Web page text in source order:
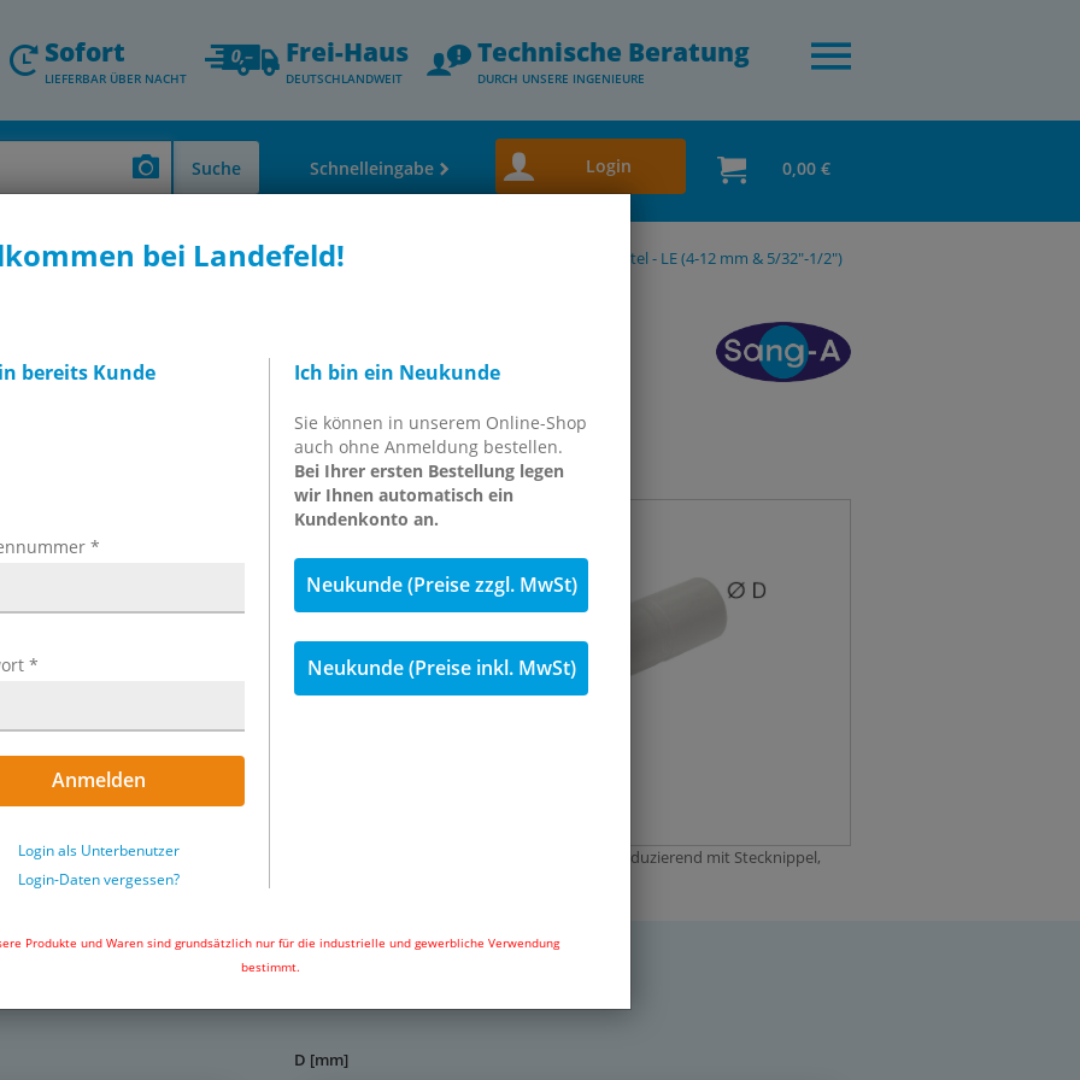
bei Landefeld!
bereits Kunde
*
*
Anmelden
Login als Unterbenutzer
Login-Daten vergessen?
Ich bin ein Neukunde
Sie können in unserem Online-Shop
auch ohne Anmeldung bestellen.
Bei Ihrer ersten Bestellung legen
wir Ihnen automatisch ein
Kundenkonto an.
Neukunde (Preise zzgl. MwSt)
Neukunde (Preise inkl. MwSt)
Produkte und Waren sind grundsätzlich nur für die industrielle und gewerbliche Verwendung
bestimmt.
Sofort
LIEFERBAR ÜBER NACHT
Frei-Haus
DEUTSCHLANDWEIT
Technische Beratung
DURCH UNSERE INGENIEURE
Suche Schnelleingabe Login 0,00 €
& Schlauchtüllen)
IQS-Steckanschlüsse für Flüssigkeiten & Lebensmittel - LE (4-12 mm & 5/32"-1/2")
LE (metrisch)
reduzierend mit
Exemplarische Darstellung: Steckverbindung reduzierend mit Stecknippel,
NSF/ANSI 51 & 61),
21 CFR 177.2600),
61)
mm: max. 11 bar)*
ungefährliche
milde Chemikalien
verfügbar,
D [mm]